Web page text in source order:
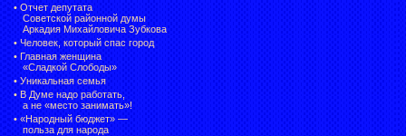
• Отчет депутата
Советской районной думы
Аркадия Михайловича Зубкова
• Человек, который спас город
• Главная женщина
«Сладкой Слободы»
• Уникальная семья
• В Думе надо работать,
а не «место занимать»!
• «Народный бюджет» —
польза для народа